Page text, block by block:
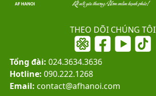
THEO DÕI CHÚNG TÔI
Tổng đài: 024.3634.3636
Hotline: 090.222.1268
Email: contact@afhanoi.com